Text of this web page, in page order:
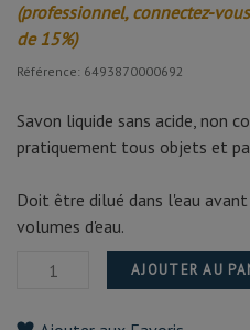
(professionnel, connectez-
de 15%)
Référence: 6493870000692
Savon liquide sans acide, non
pratiquement tous objets et
Doit être dilué dans l'eau
volumes d'eau.
AJOUTER AU